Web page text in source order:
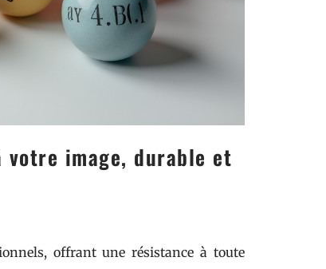
votre image, durable et
offrant une résistance à toute